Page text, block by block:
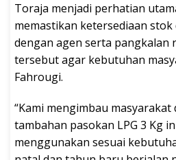
Toraja menjadi perhatian
memastikan ketersediaan
dengan agen serta pangkalan
tersebut agar kebutuhan
Fahrougi.
“Kami mengimbau masyarakat
tambahan pasokan LPG 3 Kg
menggunakan sesuai